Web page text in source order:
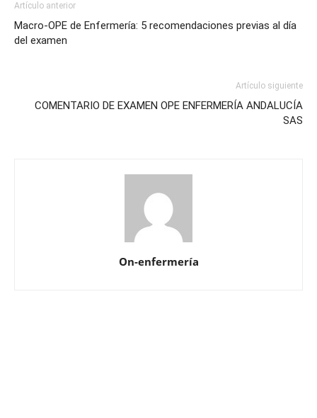
Artículo anterior
Macro-OPE de Enfermería: 5 recomendaciones previas al día
del examen
Artículo siguiente
COMENTARIO DE EXAMEN OPE ENFERMERÍA ANDALUCÍA
SAS
On-enfermería